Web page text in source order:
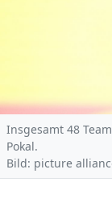
Insgesamt 48
Pokal.
Bild: picture